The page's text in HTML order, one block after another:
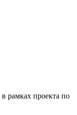
в рамках проекта по